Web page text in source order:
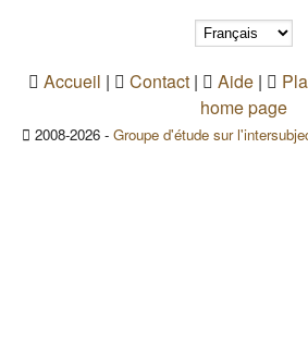
Accueil | Contact| Aide|
home page
2008-2026 - Groupe d'étude sur